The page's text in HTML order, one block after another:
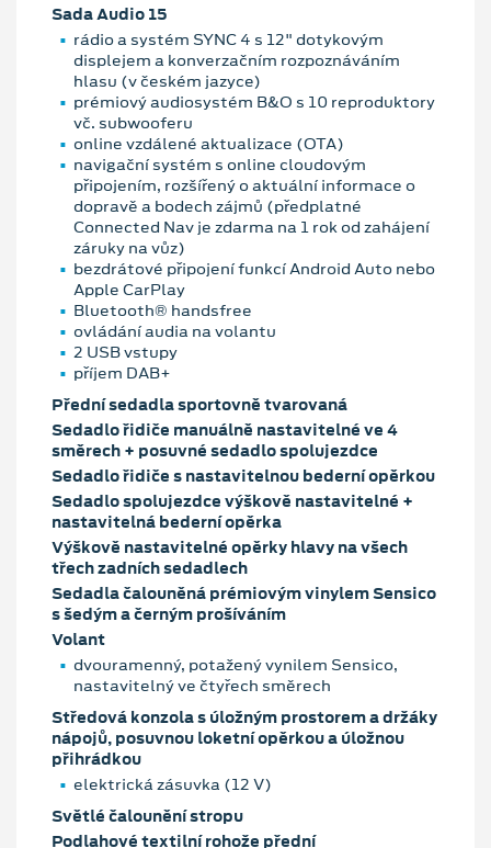
Sada Audio 15
rádio a systém SYNC 4 s 12" dotykovým
displejem a konverzačním rozpoznáváním
hlasu (v českém jazyce)
prémiový audiosystém B&O s 10 reproduktory
vč. subwooferu
online vzdálené aktualizace (OTA)
navigační systém s online cloudovým
připojením, rozšířený o aktuální informace o
dopravě a bodech zájmů (předplatné
Connected Nav je zdarma na 1 rok od zahájení
záruky na vůz)
bezdrátové připojení funkcí Android Auto nebo
Apple CarPlay
Bluetooth® handsfree
ovládání audia na volantu
2 USB vstupy
příjem DAB+
Přední sedadla sportovně tvarovaná
Sedadlo řidiče manuálně nastavitelné ve 4
směrech + posuvné sedadlo spolujezdce
Sedadlo řidiče s nastavitelnou bederní opěrkou
Sedadlo spolujezdce výškově nastavitelné +
nastavitelná bederní opěrka
Výškově nastavitelné opěrky hlavy na všech
třech zadních sedadlech
Sedadla čalouněná prémiovým vinylem Sensico
s šedým a černým prošíváním
Volant
dvouramenný, potažený vynilem Sensico,
nastavitelný ve čtyřech směrech
Středová konzola s úložným prostorem a držáky
nápojů, posuvnou loketní opěrkou a úložnou
přihrádkou
elektrická zásuvka (12 V)
Světlé čalounění stropu
Podlahové textilní rohože přední